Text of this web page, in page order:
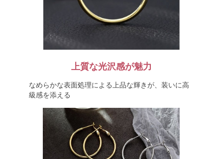
上質な光沢感が魅力
なめらかな表面処理による上品な輝きが、装いに高
級感を添える